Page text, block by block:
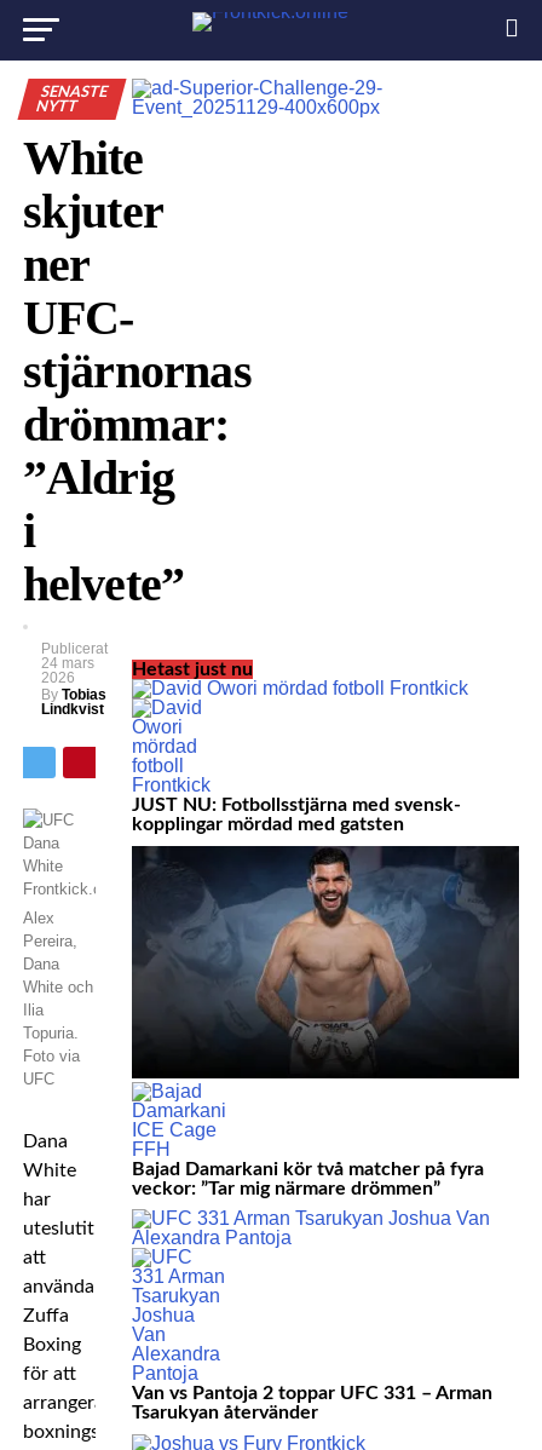
SENASTE
NYTT
White
skjuter
ner
UFC-
stjärnornas
drömmar:
”Aldrig
i
helvete”
Publicerat
24 mars
2026
By Tobias
Lindkvist
Alex
Pereira,
Dana
White och
Ilia
Topuria.
Foto via
UFC
Dana
White
har
uteslutit
att
använda
Zuffa
Boxing
för att
arrangera
boxningsmatcher
Hetast just nu
JUST NU: Fotbollsstjärna med svensk-
kopplingar mördad med gatsten
Bajad Damarkani kör två matcher på fyra
veckor: ”Tar mig närmare drömmen”
Van vs Pantoja 2 toppar UFC 331 – Arman
Tsarukyan återvänder